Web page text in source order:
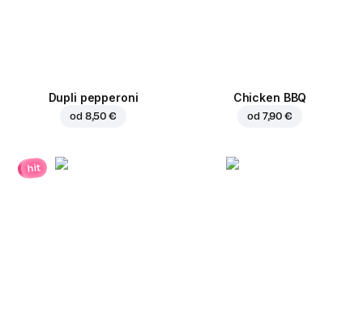
Dupli pepperoni
od 8,50 €
Chicken BBQ
od 7,90 €
hit